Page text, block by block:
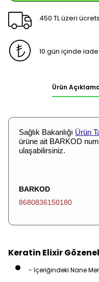
450 TL üzeri
10 gün içinde
Ürün
Sağlık Bakanlığı Ürün
ürüne ait BARKOD
ulaşabilirsiniz.
BARKOD
8680836150180
Keratin Elixir
- İçeriğindeki Nane